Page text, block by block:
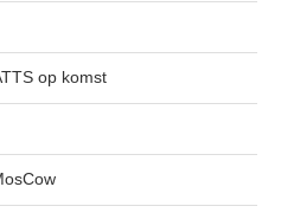
op komst